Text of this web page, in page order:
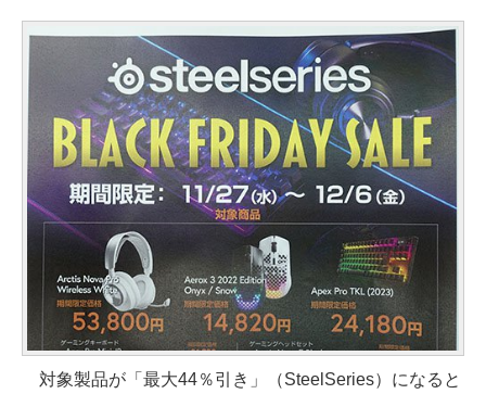
対象製品が「最大44％引き」（SteelSeries）になると